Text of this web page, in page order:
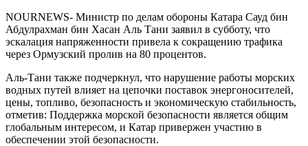
NOURNEWS- Министр по делам обороны Катара Сауд бин
Абдулрахман бин Хасан Аль Тани заявил в субботу, что
эскалация напряженности привела к сокращению трафика
через Ормузский пролив на 80 процентов.
Аль-Тани также подчеркнул, что нарушение работы морских
водных путей влияет на цепочки поставок энергоносителей,
цены, топливо, безопасность и экономическую стабильность,
отметив: Поддержка морской безопасности является общим
глобальным интересом, и Катар привержен участию в
обеспечении этой безопасности.